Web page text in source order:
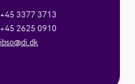
+45 3377 3713
+45 2625 0910
ibso@di.dk